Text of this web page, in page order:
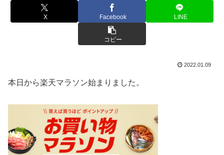
X Facebook LINE
コピー
2022.01.09
本日から楽天マラソン始まりました。